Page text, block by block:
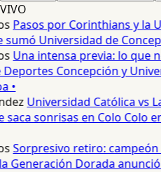
VIVO
Pasos por Corinthians y la
Universidad de
Una intensa previa: lo que
Concepción y
•
Universidad Católica vs
sonrisas en Colo Colo
Sorpresivo retiro: campeón
Generación Dorada anunció